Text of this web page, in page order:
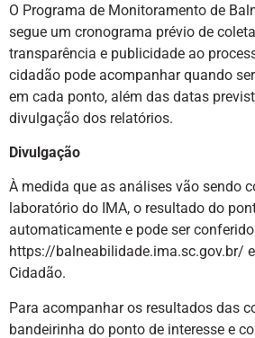
O Programa de Monitoramento de
segue um cronograma prévio de
transparência e publicidade ao
cidadão pode acompanhar quando
em cada ponto, além das datas
divulgação dos relatórios.
Divulgação
À medida que as análises vão sendo
laboratório do IMA, o resultado do
automaticamente e pode ser
https://balneabilidade.ima.sc.gov.br/
Cidadão.
Para acompanhar os resultados das
bandeirinha do ponto de interesse e